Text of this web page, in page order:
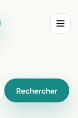
Rechercher